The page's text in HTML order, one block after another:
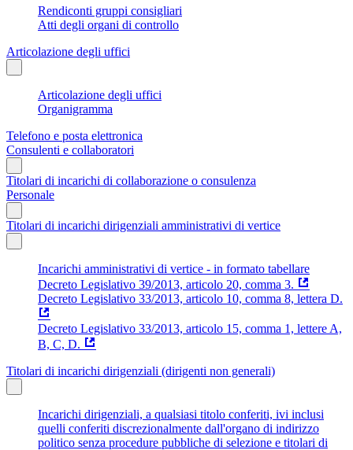
Rendiconti gruppi consigliari
Atti degli organi di controllo
Articolazione degli uffici
Articolazione degli uffici
Organigramma
Telefono e posta elettronica
Consulenti e collaboratori
Titolari di incarichi di collaborazione o consulenza
Personale
Titolari di incarichi dirigenziali amministrativi di vertice
Incarichi amministrativi di vertice - in formato tabellare
Decreto Legislativo 39/2013, articolo 20, comma 3.
Decreto Legislativo 33/2013, articolo 10, comma 8, lettera D.
Decreto Legislativo 33/2013, articolo 15, comma 1, lettere A,
B, C, D.
Titolari di incarichi dirigenziali (dirigenti non generali)
Incarichi dirigenziali, a qualsiasi titolo conferiti, ivi inclusi
quelli conferiti discrezionalmente dall'organo di indirizzo
politico senza procedure pubbliche di selezione e titolari di